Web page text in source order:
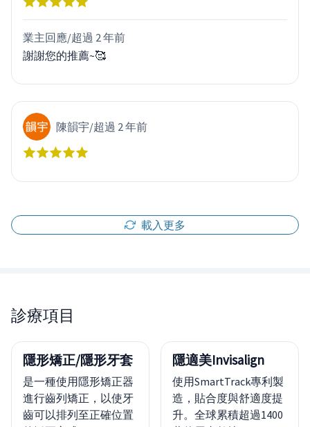
業主回應/超過 2 年前
謝謝您的推薦~🥰
陳韻宇/超過 2 年前
載入更多
診療項目
隱形矯正/隱形牙套
是一種使用隱形矯正器
進行齒列矯正，以使牙
齒可以排列至正確位置
隱適美Invisalign
使用SmartTrack專利製
造，貼合度與舒適度提
升。全球累積超過1400